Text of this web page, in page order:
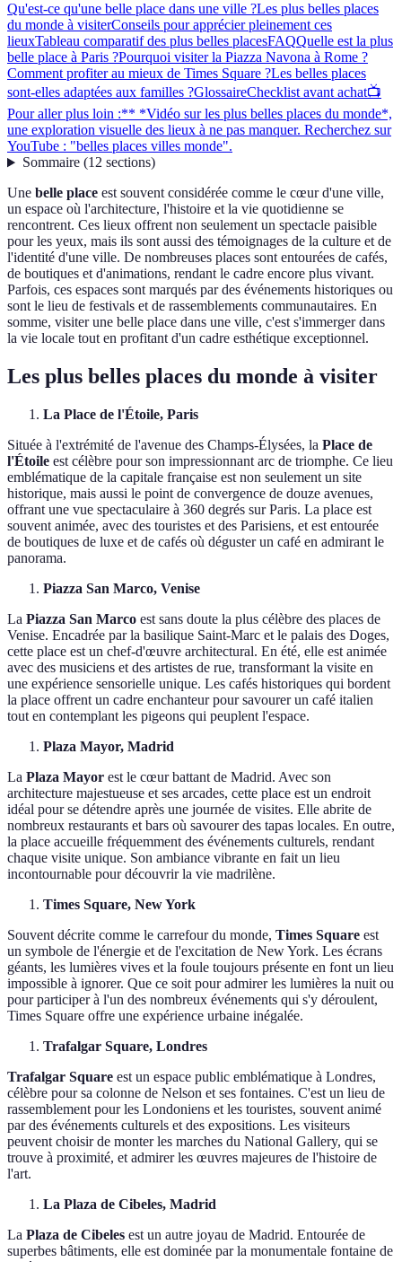
Qu'est-ce qu'une belle place dans une ville ?Les plus belles places
du monde à visiterConseils pour apprécier pleinement ces
lieuxTableau comparatif des plus belles placesFAQQuelle est la plus
belle place à Paris ?Pourquoi visiter la Piazza Navona à Rome ?
Comment profiter au mieux de Times Square ?Les belles places
sont-elles adaptées aux familles ?GlossaireChecklist avant achat📺
Pour aller plus loin :** *Vidéo sur les plus belles places du monde*,
une exploration visuelle des lieux à ne pas manquer. Recherchez sur
YouTube : "belles places villes monde".
Sommaire(12 sections)
Une belle place est souvent considérée comme le cœur d'une ville,
un espace où l'architecture, l'histoire et la vie quotidienne se
rencontrent. Ces lieux offrent non seulement un spectacle paisible
pour les yeux, mais ils sont aussi des témoignages de la culture et de
l'identité d'une ville. De nombreuses places sont entourées de cafés,
de boutiques et d'animations, rendant le cadre encore plus vivant.
Parfois, ces espaces sont marqués par des événements historiques ou
sont le lieu de festivals et de rassemblements communautaires. En
somme, visiter une belle place dans une ville, c'est s'immerger dans
la vie locale tout en profitant d'un cadre esthétique exceptionnel.
Les plus belles places du monde à visiter
La Place de l'Étoile, Paris
Située à l'extrémité de l'avenue des Champs-Élysées, la Place de
l'Étoile est célèbre pour son impressionnant arc de triomphe. Ce lieu
emblématique de la capitale française est non seulement un site
historique, mais aussi le point de convergence de douze avenues,
offrant une vue spectaculaire à 360 degrés sur Paris. La place est
souvent animée, avec des touristes et des Parisiens, et est entourée
de boutiques de luxe et de cafés où déguster un café en admirant le
panorama.
Piazza San Marco, Venise
La Piazza San Marco est sans doute la plus célèbre des places de
Venise. Encadrée par la basilique Saint-Marc et le palais des Doges,
cette place est un chef-d'œuvre architectural. En été, elle est animée
avec des musiciens et des artistes de rue, transformant la visite en
une expérience sensorielle unique. Les cafés historiques qui bordent
la place offrent un cadre enchanteur pour savourer un café italien
tout en contemplant les pigeons qui peuplent l'espace.
Plaza Mayor, Madrid
La Plaza Mayor est le cœur battant de Madrid. Avec son
architecture majestueuse et ses arcades, cette place est un endroit
idéal pour se détendre après une journée de visites. Elle abrite de
nombreux restaurants et bars où savourer des tapas locales. En outre,
la place accueille fréquemment des événements culturels, rendant
chaque visite unique. Son ambiance vibrante en fait un lieu
incontournable pour découvrir la vie madrilène.
Times Square, New York
Souvent décrite comme le carrefour du monde, Times Square est
un symbole de l'énergie et de l'excitation de New York. Les écrans
géants, les lumières vives et la foule toujours présente en font un lieu
impossible à ignorer. Que ce soit pour admirer les lumières la nuit ou
pour participer à l'un des nombreux événements qui s'y déroulent,
Times Square offre une expérience urbaine inégalée.
Trafalgar Square, Londres
Trafalgar Square est un espace public emblématique à Londres,
célèbre pour sa colonne de Nelson et ses fontaines. C'est un lieu de
rassemblement pour les Londoniens et les touristes, souvent animé
par des événements culturels et des expositions. Les visiteurs
peuvent choisir de monter les marches du National Gallery, qui se
trouve à proximité, et admirer les œuvres majeures de l'histoire de
l'art.
La Plaza de Cibeles, Madrid
La Plaza de Cibeles est un autre joyau de Madrid. Entourée de
superbes bâtiments, elle est dominée par la monumentale fontaine de